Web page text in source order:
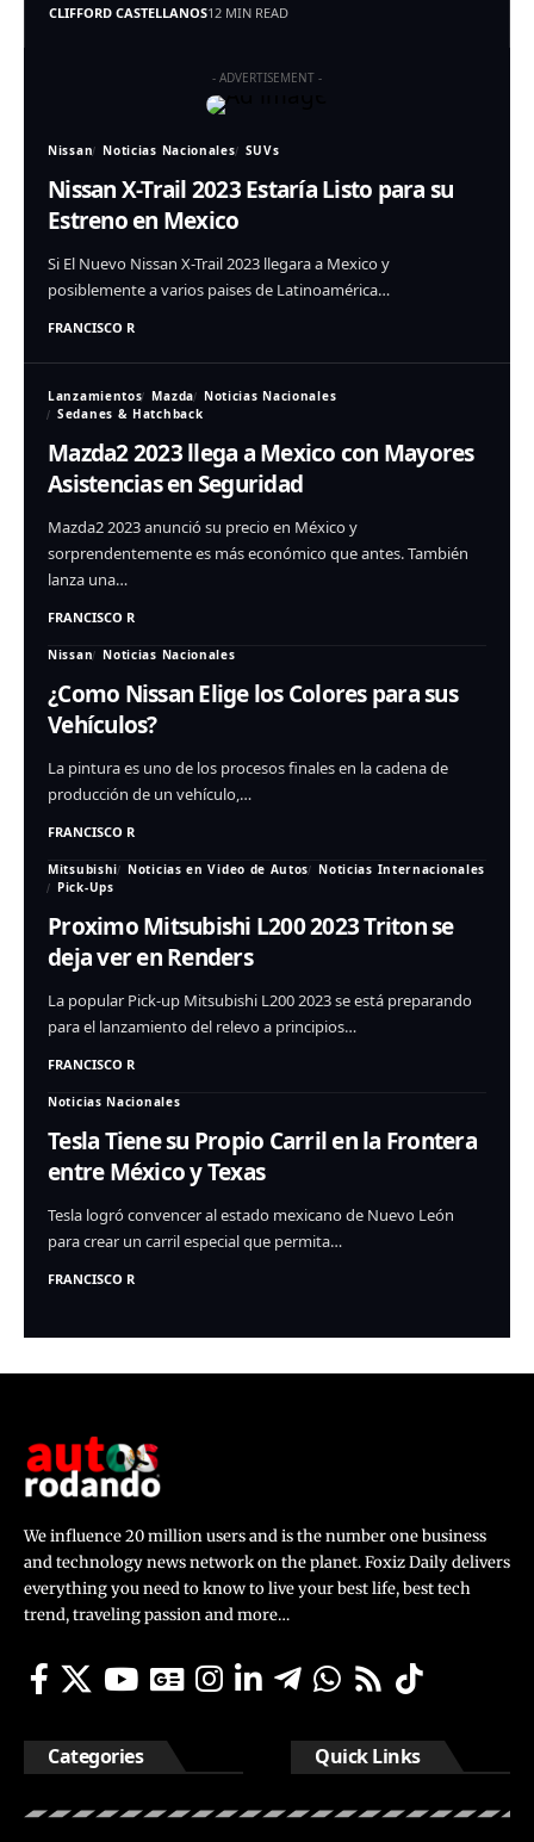
CLIFFORD CASTELLANOS12 MIN READ
- ADVERTISEMENT -
Nissan Noticias Nacionales SUVs
Nissan X-Trail 2023 Estaría Listo para su
Estreno en Mexico
Si El Nuevo Nissan X-Trail 2023 llegara a Mexico y
posiblemente a varios paises de Latinoamérica…
FRANCISCO R
Lanzamientos Mazda
Noticias Nacionales
Sedanes & Hatchback
Mazda2 2023 llega a Mexico con Mayores
Asistencias en Seguridad
Mazda2 2023 anunció su precio en México y
sorprendentemente es más económico que antes. También
lanza una…
FRANCISCO R
Nissan Noticias Nacionales
¿Como Nissan Elige los Colores para sus
Vehículos?
La pintura es uno de los procesos finales en la cadena de
producción de un vehículo,…
FRANCISCO R
Mitsubishi Noticias en Video de Autos
Noticias Internacionales
Pick-Ups
Proximo Mitsubishi L200 2023 Triton se
deja ver en Renders
La popular Pick-up Mitsubishi L200 2023 se está preparando
para el lanzamiento del relevo a principios…
FRANCISCO R
Noticias Nacionales
Tesla Tiene su Propio Carril en la Frontera
entre México y Texas
Tesla logró convencer al estado mexicano de Nuevo León
para crear un carril especial que permita…
FRANCISCO R
We influence 20 million users and is the number one business
and technology news network on the planet. Foxiz Daily delivers
everything you need to know to live your best life, best tech
trend, traveling passion and more…
Categories Quick Links